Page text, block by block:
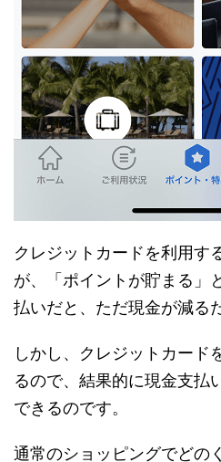
クレジットカードを利用す
が、「ポイントが貯まる」
払いだと、ただ現金が減る
しかし、クレジットカード
るので、結果的に現金支払
できるのです。
通常のショッピングでどの